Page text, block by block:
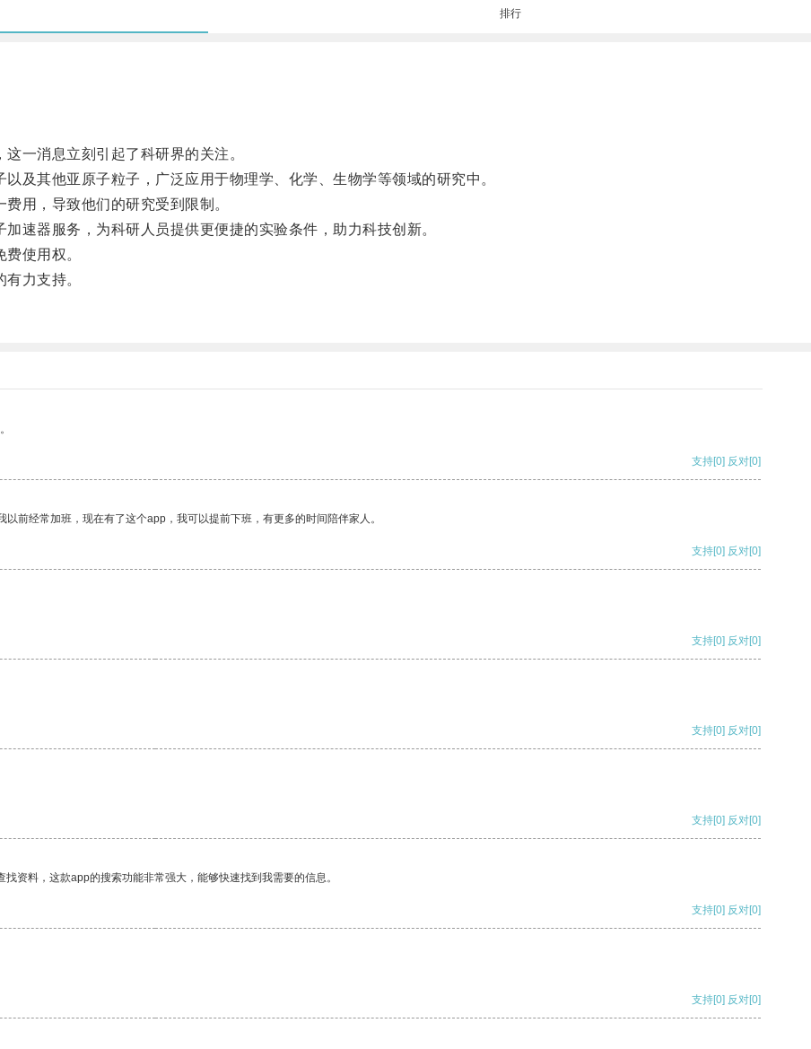
排行
一消息立刻引起了科研界的关注。
其他亚原子粒子，广泛应用于物理学、化学、生物学等领域的研究中。
用，导致他们的研究受到限制。
器服务，为科研人员提供更便捷的实验条件，助力科技创新。
使用权。
力支持。
支持[0] 反对[0]
前经常加班，现在有了这个app，我可以提前下班，有更多的时间陪伴家人。
支持[0] 反对[0]
支持[0] 反对[0]
支持[0] 反对[0]
支持[0] 反对[0]
资料，这款app的搜索功能非常强大，能够快速找到我需要的信息。
支持[0] 反对[0]
支持[0] 反对[0]